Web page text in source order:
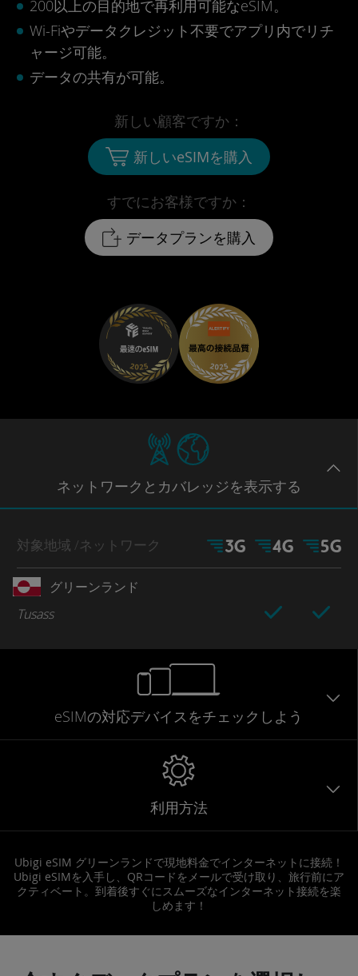
200以上の目的地で再利用可能なeSIM。
Wi-Fiやデータクレジット不要でアプリ内でリチ
ャージ可能。
データの共有が可能。
すでにお客様ですか：
データプランを購入
新しい顧客ですか：
新しいeSIMを購入
ネットワークとカバレッジを表示する
対象地域 /ネットワーク
グリーンランド
Tusass
eSIMの対応デバイスをチェックしよう
利用方法
Ubigi eSIM グリーンランドで現地料金でインターネットに接続！
Ubigi eSIMを入手し、QRコードをメールで受け取り、旅行前にア
クティベート。到着後すぐにスムーズなインターネット接続を楽
しめます！